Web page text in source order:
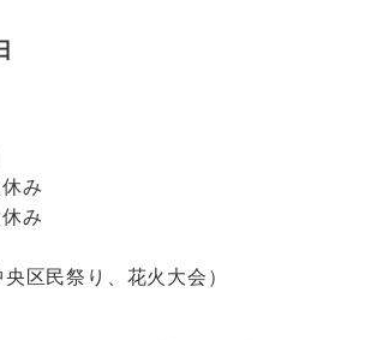
み
み
区民祭り、花火大会）